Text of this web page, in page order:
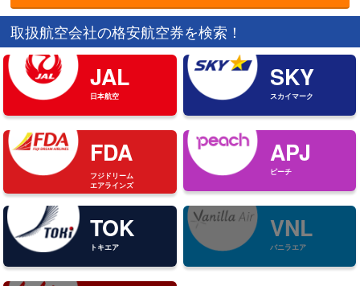
取扱航空会社の格安航空券を検索！
JAL
日本航空
SKY
スカイマーク
FDA
フジドリーム
エアラインズ
APJ
ピーチ
TOK
トキエア
VNL
バニラエア